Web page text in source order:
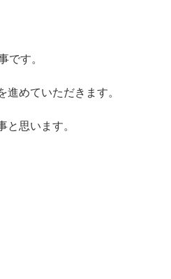
す。
めていただきます。
思います。